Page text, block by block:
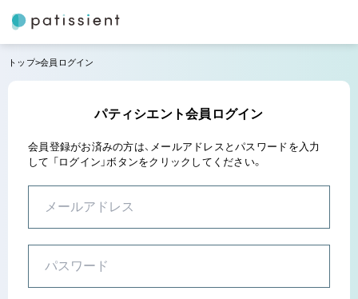
トップ 会員ログイン
パティシエント会員ログイン
会員登録がお済みの方は、メールアドレスとパスワードを入力
して 「ログイン」ボタンをクリックしてください。